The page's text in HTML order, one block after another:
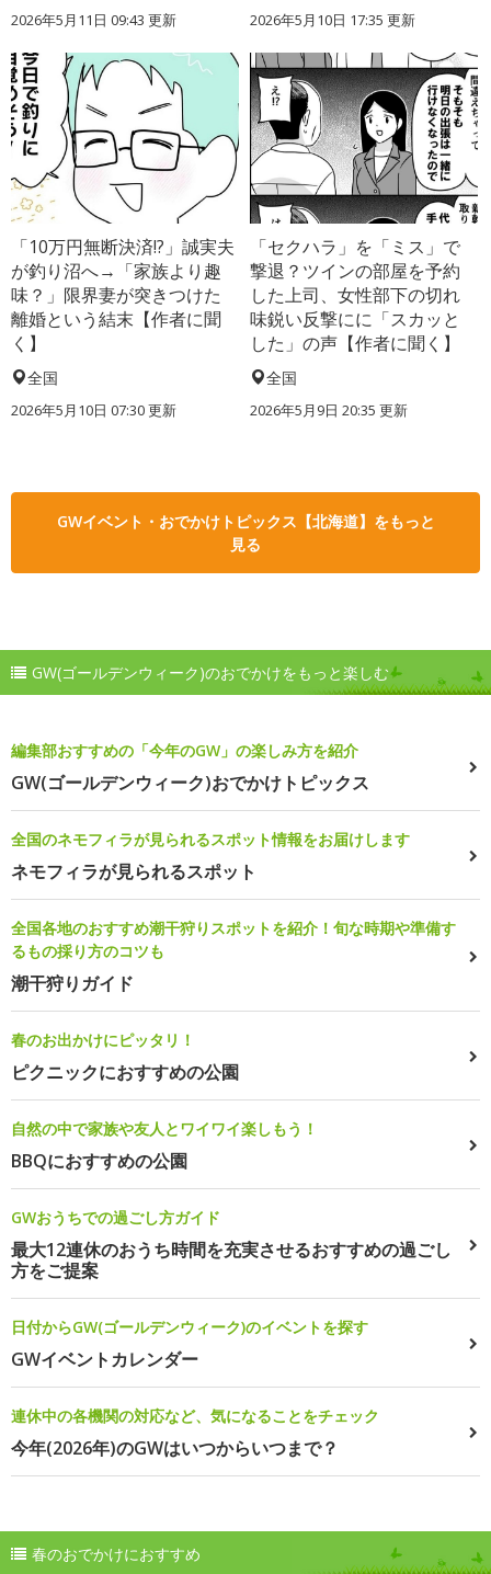
2026年5月11日 09:43 更新 2026年5月10日 17:35 更新
「10万円無断決済!?」誠実夫
が釣り沼へ→「家族より趣
味？」限界妻が突きつけた
離婚という結末【作者に聞
く】
全国
2026年5月10日 07:30 更新
「セクハラ」を「ミス」で
撃退？ツインの部屋を予約
した上司、女性部下の切れ
味鋭い反撃にに「スカッと
した」の声【作者に聞く】
全国
2026年5月9日 20:35 更新
GWイベント・おでかけトピックス【北海道】をもっと
見る
GW(ゴールデンウィーク)のおでかけをもっと楽しむ
編集部おすすめの「今年のGW」の楽しみ方を紹介
GW(ゴールデンウィーク)おでかけトピックス
全国のネモフィラが見られるスポット情報をお届けします
ネモフィラが見られるスポット
全国各地のおすすめ潮干狩りスポットを紹介！旬な時期や準備す
るもの採り方のコツも
潮干狩りガイド
春のお出かけにピッタリ！
ピクニックにおすすめの公園
自然の中で家族や友人とワイワイ楽しもう！
BBQにおすすめの公園
GWおうちでの過ごし方ガイド
最大12連休のおうち時間を充実させるおすすめの過ごし
方をご提案
日付からGW(ゴールデンウィーク)のイベントを探す
GWイベントカレンダー
連休中の各機関の対応など、気になることをチェック
今年(2026年)のGWはいつからいつまで？
春のおでかけにおすすめ